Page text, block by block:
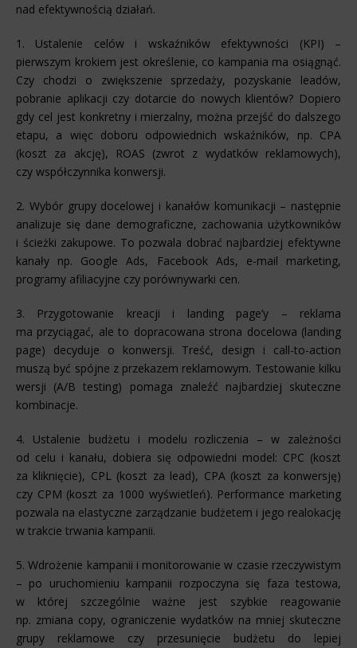
nad efektywnością działań.
1. Ustalenie celów i wskaźników efektywności (KPI) –
pierwszym krokiem jest określenie, co kampania ma osiągnąć.
Czy chodzi o zwiększenie sprzedaży, pozyskanie leadów,
pobranie aplikacji czy dotarcie do nowych klientów? Dopiero
gdy cel jest konkretny i mierzalny, można przejść do dalszego
etapu, a więc doboru odpowiednich wskaźników, np. CPA
(koszt za akcję), ROAS (zwrot z wydatków reklamowych),
czy współczynnika konwersji.
2. Wybór grupy docelowej i kanałów komunikacji – następnie
analizuje się dane demograficzne, zachowania użytkowników
i ścieżki zakupowe. To pozwala dobrać najbardziej efektywne
kanały np. Google Ads, Facebook Ads, e-mail marketing,
programy afiliacyjne czy porównywarki cen.
3. Przygotowanie kreacji i landing page’y – reklama
ma przyciągać, ale to dopracowana strona docelowa (landing
page) decyduje o konwersji. Treść, design i call-to-action
muszą być spójne z przekazem reklamowym. Testowanie kilku
wersji (A/B testing) pomaga znaleźć najbardziej skuteczne
kombinacje.
4. Ustalenie budżetu i modelu rozliczenia – w zależności
od celu i kanału, dobiera się odpowiedni model: CPC (koszt
za kliknięcie), CPL (koszt za lead), CPA (koszt za konwersję)
czy CPM (koszt za 1000 wyświetleń). Performance marketing
pozwala na elastyczne zarządzanie budżetem i jego realokację
w trakcie trwania kampanii.
5. Wdrożenie kampanii i monitorowanie w czasie rzeczywistym
– po uruchomieniu kampanii rozpoczyna się faza testowa,
w której szczególnie ważne jest szybkie reagowanie
np. zmiana copy, ograniczenie wydatków na mniej skuteczne
grupy reklamowe czy przesunięcie budżetu do lepiej